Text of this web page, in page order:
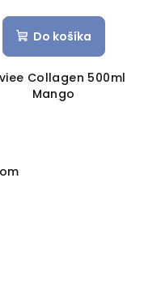
Do košíka
Collagen 500ml
Mango